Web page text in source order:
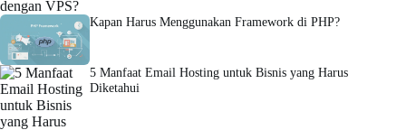
Kapan Harus Menggunakan Framework di PHP?
5 Manfaat Email Hosting untuk Bisnis yang Harus
Diketahui